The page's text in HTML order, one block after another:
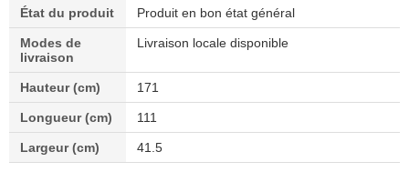
État du produit Produit en bon état général
Modes de
livraison
Livraison locale disponible
Hauteur (cm) 171
Longueur (cm) 111
Largeur (cm) 41.5